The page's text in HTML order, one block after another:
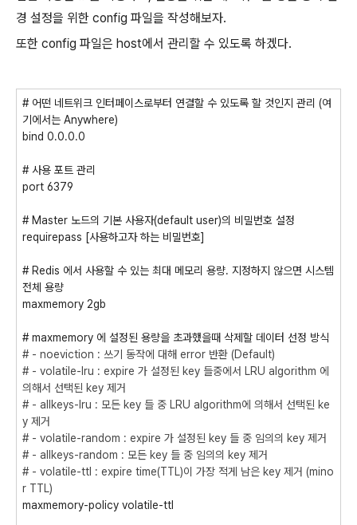
경 설정을 위한 config 파일을 작성해보자.
또한 config 파일은 host에서 관리할 수 있도록 하겠다.
# 어떤 네트위크 인터페이스로부터 연결할 수 있도록 할 것인지 관리 (여
기에서는 Anywhere)
bind 0.0.0.0
# 사용 포트 관리
port 6379
# Master 노드의 기본 사용자(default user)의 비밀번호 설정
requirepass [사용하고자 하는 비밀번호]
# Redis 에서 사용할 수 있는 최대 메모리 용량. 지정하지 않으면 시스템
전체 용량
maxmemory 2gb
# maxmemory 에 설정된 용량을 초과했을때 삭제할 데이터 선정 방식
# - noeviction : 쓰기 동작에 대해 error 반환 (Default)
# - volatile-lru : expire 가 설정된 key 들중에서 LRU algorithm 에
의해서 선택된 key 제거
# - allkeys-lru : 모든 key 들 중 LRU algorithm에 의해서 선택된 ke
y 제거
# - volatile-random : expire 가 설정된 key 들 중 임의의 key 제거
# - allkeys-random : 모든 key 들 중 임의의 key 제거
# - volatile-ttl : expire time(TTL)이 가장 적게 남은 key 제거 (mino
r TTL)
maxmemory-policy volatile-ttl